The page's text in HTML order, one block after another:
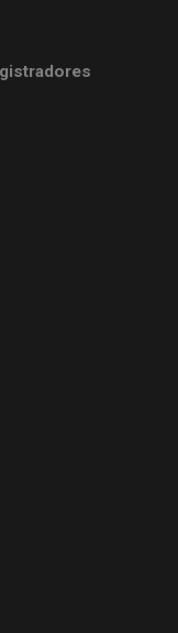
en ventana nueva)
ventana nueva)
en ventana nueva)
ventana nueva)
en ventana nueva)
nueva)
en ventana nueva)